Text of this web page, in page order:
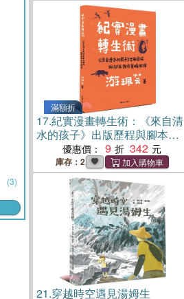
(3)
滿額折
17.紀實漫畫轉生術：《來自清
水的孩子》出版歷程與腳本創
作策略析探
優惠價： 9 342
庫存：2
21.穿越時空遇見湯姆生